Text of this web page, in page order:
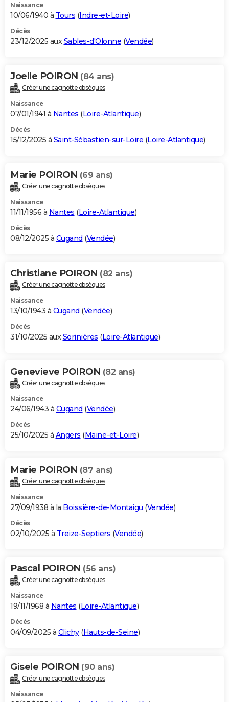
Naissance
10/06/1940 à Tours (Indre-et-Loire)
Décès
23/12/2025 auxSables-d'Olonne (Vendée)
Joelle POIRON (84 ans)
Créer une cagnotte obsèques
Naissance
07/01/1941 à Nantes (Loire-Atlantique)
Décès
15/12/2025 à Saint-Sébastien-sur-Loire (Loire-Atlantique)
Marie POIRON (69 ans)
Créer une cagnotte obsèques
Naissance
11/11/1956 à Nantes (Loire-Atlantique)
Décès
08/12/2025 à Cugand (Vendée)
Christiane POIRON (82 ans)
Créer une cagnotte obsèques
Naissance
13/10/1943 à Cugand (Vendée)
Décès
31/10/2025 aux Sorinières (Loire-Atlantique)
Genevieve POIRON (82 ans)
Créer une cagnotte obsèques
Naissance
24/06/1943 à Cugand (Vendée)
Décès
25/10/2025 à Angers (Maine-et-Loire)
Marie POIRON (87 ans)
Créer une cagnotte obsèques
Naissance
27/09/1938 à la Boissière-de-Montaigu (Vendée)
Décès
02/10/2025 à Treize-Septiers (Vendée)
Pascal POIRON (56 ans)
Créer une cagnotte obsèques
Naissance
19/11/1968 à Nantes (Loire-Atlantique)
Décès
04/09/2025 à Clichy(Hauts-de-Seine)
Gisele POIRON (90 ans)
Créer une cagnotte obsèques
Naissance